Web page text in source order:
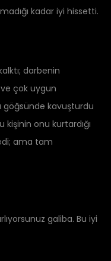
kadar iyi hissetti.
darbenin
çok uygun
göğsünde kavuşturdu
kişinin onu kurtardığı
ama tam
galiba. Bu iyi